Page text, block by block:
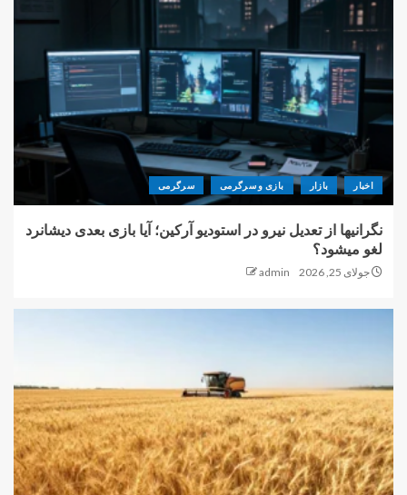
اخبار بازار بازی و سرگرمی سرگرمی
نگرانیها از تعدیل نیرو در استودیو آرکین؛ آیا بازی بعدی دیشانرد
لغو میشود؟
جولای 25, 2026 admin